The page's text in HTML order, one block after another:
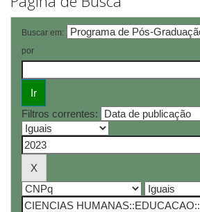
Buscar em:
por
Filtros correntes: